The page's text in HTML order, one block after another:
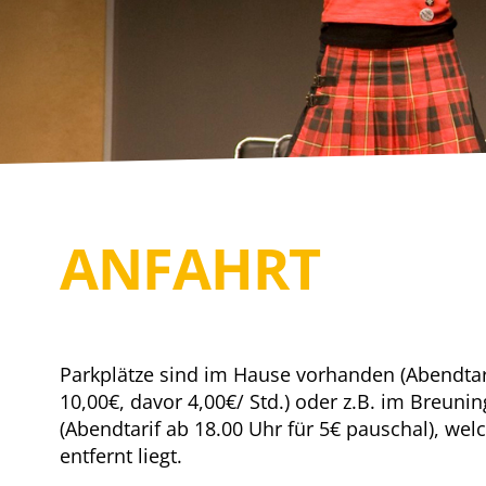
YES, WE CAMP
mit WILLI THOMCZYK, DANA GOLOMBEK VON
HEINERSDORFF u. a.
Die Camper sind zurück!
ANFAHRT
Parkplätze sind im Hause vorhanden
10,00€, davor 4,00€/ Std.) oder z.B. im
(Abendtarif ab 18.00 Uhr für 5€ pauschal),
entfernt liegt.